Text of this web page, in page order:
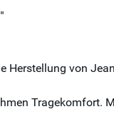
Herstellung von
Tragekomfort.